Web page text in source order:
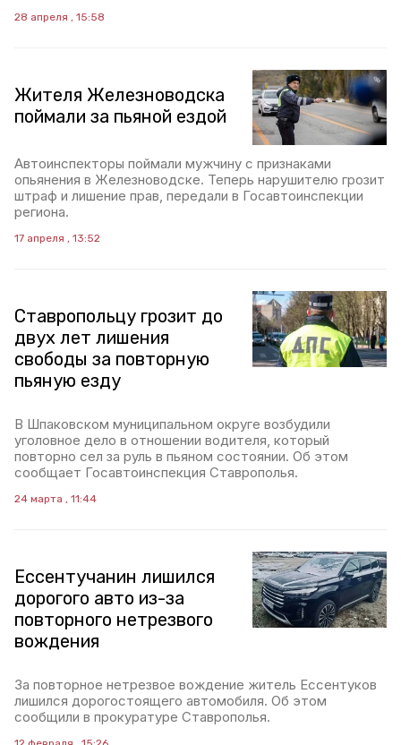
28 апреля , 15:58
Жителя Железноводска
поймали за пьяной ездой
Автоинспекторы поймали мужчину с признаками
опьянения в Железноводске. Теперь нарушителю грозит
штраф и лишение прав, передали в Госавтоинспекции
региона.
17 апреля , 13:52
Ставропольцу грозит до
двух лет лишения
свободы за повторную
пьяную езду
В Шпаковском муниципальном округе возбудили
уголовное дело в отношении водителя, который
повторно сел за руль в пьяном состоянии. Об этом
сообщает Госавтоинспекция Ставрополья.
24 марта , 11:44
Ессентучанин лишился
дорогого авто из-за
повторного нетрезвого
вождения
За повторное нетрезвое вождение житель Ессентуков
лишился дорогостоящего автомобиля. Об этом
сообщили в прокуратуре Ставрополья.